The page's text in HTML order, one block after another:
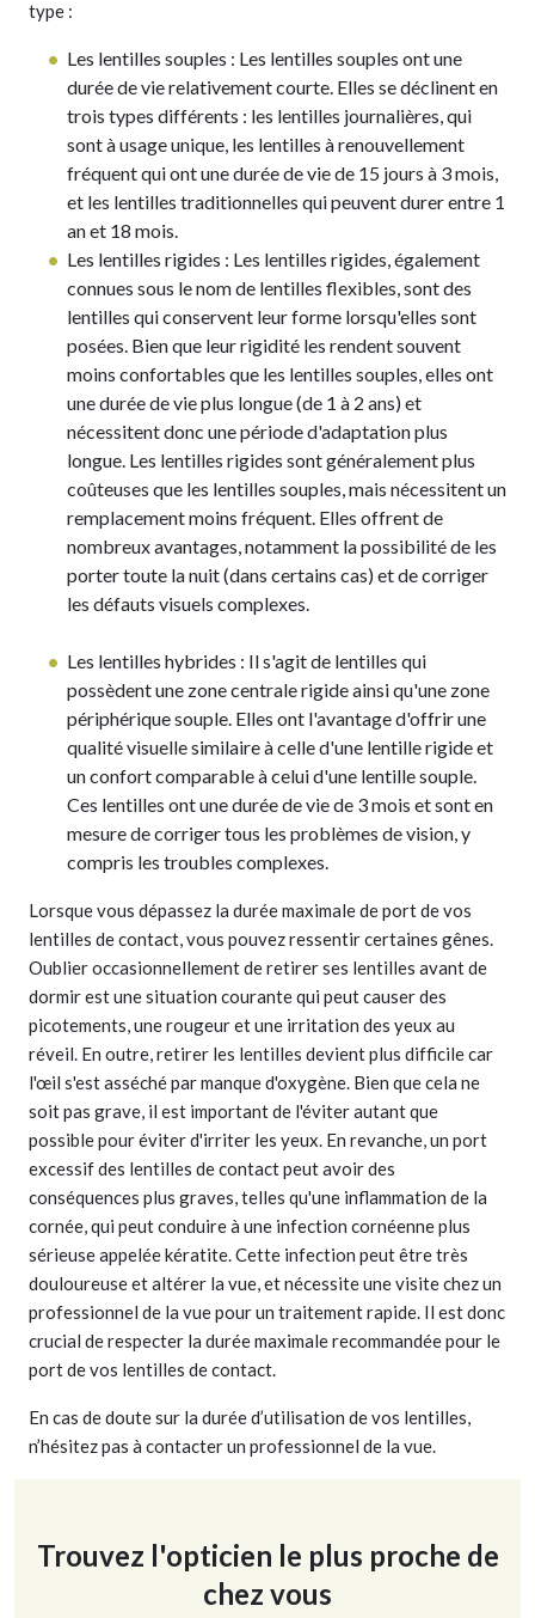
type :
Les lentilles souples : Les lentilles souples ont une
durée de vie relativement courte. Elles se déclinent en
trois types différents : les lentilles journalières, qui
sont à usage unique, les lentilles à renouvellement
fréquent qui ont une durée de vie de 15 jours à 3 mois,
et les lentilles traditionnelles qui peuvent durer entre 1
an et 18 mois.
Les lentilles rigides : Les lentilles rigides, également
connues sous le nom de lentilles flexibles, sont des
lentilles qui conservent leur forme lorsqu'elles sont
posées. Bien que leur rigidité les rendent souvent
moins confortables que les lentilles souples, elles ont
une durée de vie plus longue (de 1 à 2 ans) et
nécessitent donc une période d'adaptation plus
longue. Les lentilles rigides sont généralement plus
coûteuses que les lentilles souples, mais nécessitent un
remplacement moins fréquent. Elles offrent de
nombreux avantages, notamment la possibilité de les
porter toute la nuit (dans certains cas) et de corriger
les défauts visuels complexes.
Les lentilles hybrides : Il s'agit de lentilles qui
possèdent une zone centrale rigide ainsi qu'une zone
périphérique souple. Elles ont l'avantage d'offrir une
qualité visuelle similaire à celle d'une lentille rigide et
un confort comparable à celui d'une lentille souple.
Ces lentilles ont une durée de vie de 3 mois et sont en
mesure de corriger tous les problèmes de vision, y
compris les troubles complexes.
Lorsque vous dépassez la durée maximale de port de vos
lentilles de contact, vous pouvez ressentir certaines gênes.
Oublier occasionnellement de retirer ses lentilles avant de
dormir est une situation courante qui peut causer des
picotements, une rougeur et une irritation des yeux au
réveil. En outre, retirer les lentilles devient plus difficile car
l'œil s'est asséché par manque d'oxygène. Bien que cela ne
soit pas grave, il est important de l'éviter autant que
possible pour éviter d'irriter les yeux. En revanche, un port
excessif des lentilles de contact peut avoir des
conséquences plus graves, telles qu'une inflammation de la
cornée, qui peut conduire à une infection cornéenne plus
sérieuse appelée kératite. Cette infection peut être très
douloureuse et altérer la vue, et nécessite une visite chez un
professionnel de la vue pour un traitement rapide. Il est donc
crucial de respecter la durée maximale recommandée pour le
port de vos lentilles de contact.
En cas de doute sur la durée d’utilisation de vos lentilles,
n’hésitez pas à contacter un professionnel de la vue.
Trouvez l'opticien le plus proche de
chez vous